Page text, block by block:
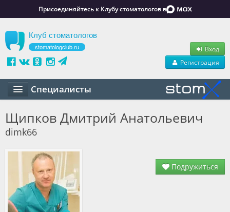
Присоединяйтесь к Клубу стоматологов в
Клуб стоматологов
stomatologclub.ru
Вход
Регистрация
Специалисты
Маркет
Обучение
Вакансии
Резюме
Щипков Дмитрий Анатольевич
Подружиться
dimk66